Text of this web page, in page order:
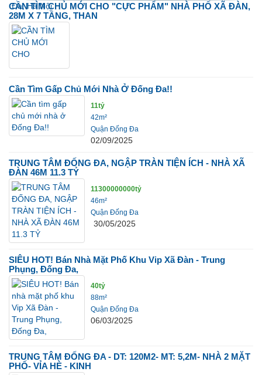
CẦN TÌM CHỦ MỚI CHO "CỰC PHẨM" NHÀ PHỐ XÃ ĐÀN,
28M X 7 TẦNG, THAN
Cần Tìm Gấp Chủ Mới Nhà Ở Đống Đa!!
11tỷ
42m²
Quận Đống Đa
02/09/2025
TRUNG TÂM ĐỐNG ĐA, NGẬP TRÀN TIỆN ÍCH - NHÀ XÃ
ĐÀN 46M 11.3 TỶ
11300000000tỷ
46m²
Quận Đống Đa
30/05/2025
SIÊU HOT! Bán Nhà Mặt Phố Khu Vip Xã Đàn - Trung
Phụng, Đống Đa,
40tỷ
88m²
Quận Đống Đa
06/03/2025
TRUNG TÂM ĐỐNG ĐA - DT: 120M2- MT: 5,2M- NHÀ 2 MẶT
PHỐ- VỈA HÈ - KINH